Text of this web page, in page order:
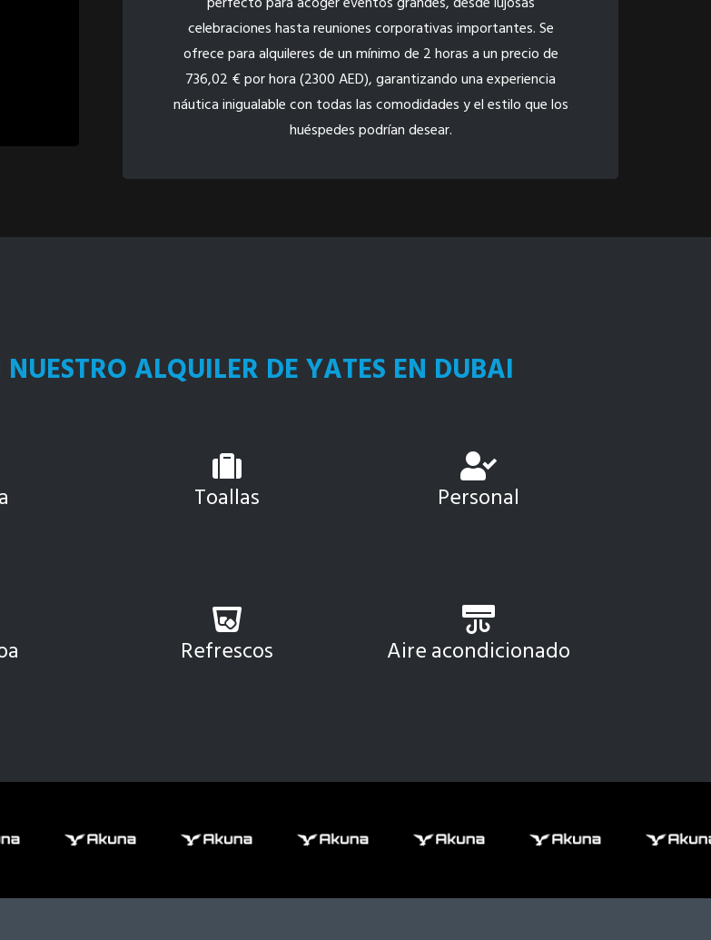
celebraciones hasta reuniones corporativas importantes. Se
ofrece para alquileres de un mínimo de 2 horas a un precio de
736,02 € por hora (2300 AED), garantizando una experiencia
náutica inigualable con todas las comodidades y el estilo que los
huéspedes podrían desear.
ALQUILER DE YATES EN DUBAI
Toallas Personal
Refrescos Aire acondicionado